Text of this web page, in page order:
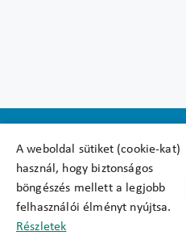
A weboldal sütiket (cookie-kat)
használ, hogy biztonságos
böngészés mellett a legjobb
felhasználói élményt nyújtsa.
Részletek